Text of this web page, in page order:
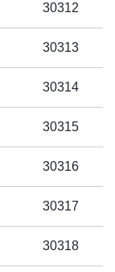
30312
30313
30314
30315
30316
30317
30318